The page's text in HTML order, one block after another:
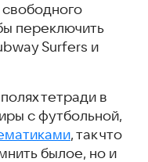
переключить
Surfers и
тетради в
с футбольной,
, так что
былое, но и